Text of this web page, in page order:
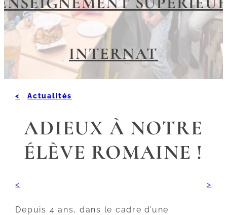
INTERNAT
Actualités
ADIEUX À NOTRE
ÉLÈVE ROMAINE !
Depuis 4 ans, dans le cadre d’une